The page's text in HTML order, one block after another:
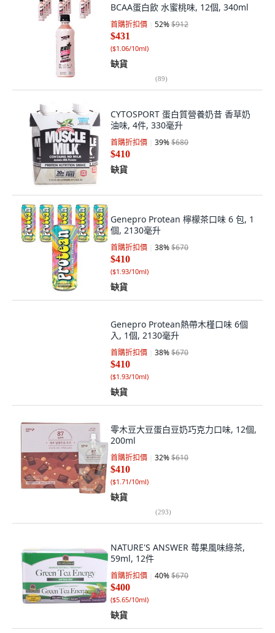
BCAA蛋白飲 水蜜桃味, 12個, 340ml
首購折扣價 52%$912
$431
($1.06/10ml)
缺貨
(89)
CYTOSPORT 蛋白質營養奶昔 香草奶
油味, 4件, 330毫升
首購折扣價 39%$680
$410
缺貨
Genepro Protean 檸檬茶口味 6 包, 1
個, 2130毫升
首購折扣價 38%$670
$410
($1.93/10ml)
缺貨
Genepro Protean熱帶木槿口味 6個
入, 1個, 2130毫升
首購折扣價 38%$670
$410
($1.93/10ml)
缺貨
零木豆大豆蛋白豆奶巧克力口味, 12個,
200ml
首購折扣價 32%$610
$410
($1.71/10ml)
缺貨
(293)
NATURE'S ANSWER 莓果風味綠茶,
59ml, 12件
首購折扣價 40%$670
$400
($5.65/10ml)
缺貨